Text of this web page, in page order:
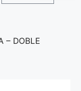
– DOBLE